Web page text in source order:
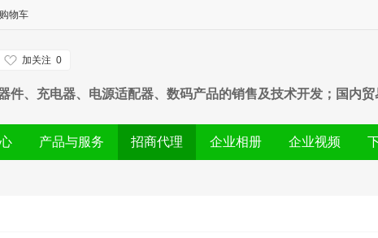
购物车
加关注 0
件、充电器、电源适配器、数码产品的销售及技术开发；国内贸
产品与服务 招商代理 企业相册 企业视频